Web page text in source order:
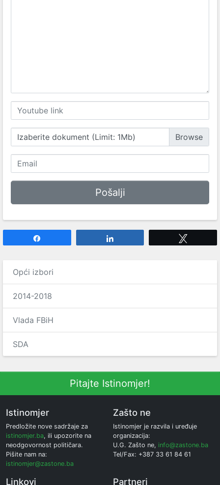
Izaberite dokument (Limit: 1Mb)
Opći izbori
2014-2018
Vlada FBiH
SDA
Pitajte Istinomjer!
Istinomjer
Predložite nove sadržaje za
istinomjer.ba, ili upozorite na
neodgovornost političara.
Pišite nam na:
istinomjer@zastone.ba
Zašto ne
Istinomjer je razvila i uređuje
organizacija:
U.G. Zašto ne, info@zastone.ba
Tel/Fax: +387 33 61 84 61
Linkovi Partneri